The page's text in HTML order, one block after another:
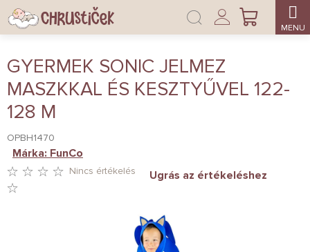
Ugrás
fő
KOSÁR
Bejelentkezés
GYERMEK SONIC JELMEZ
MASZKKAL ÉS KESZTYŰVEL 122-
128 M
OPBH1470
Nincs értékelés Ugrás az értékeléshez
Márka: FunCo